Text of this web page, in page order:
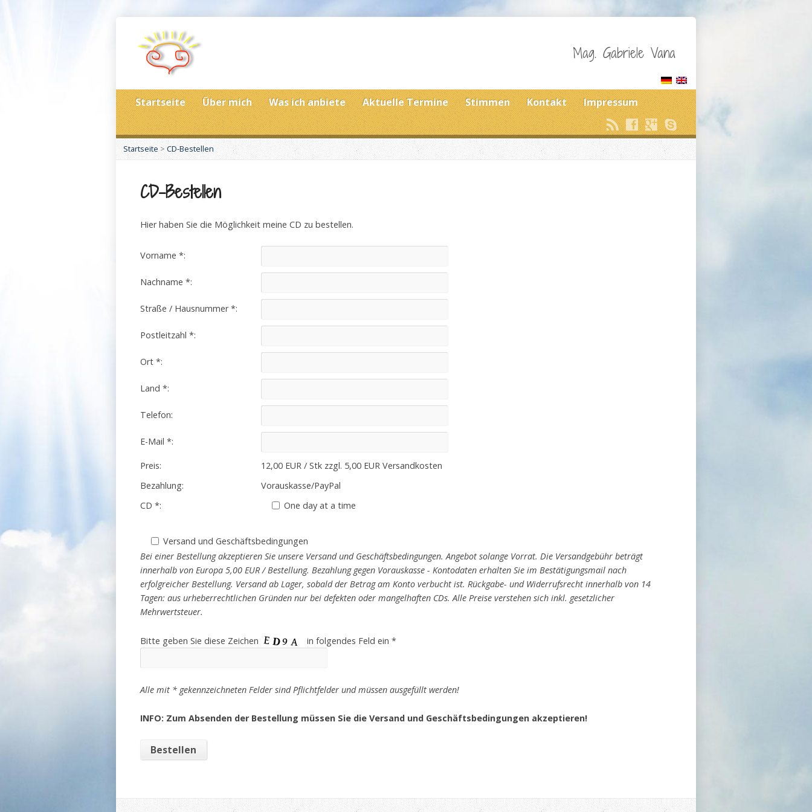
Mag. Gabriele Vana
Startseite Über mich Was ich anbiete Aktuelle Termine Stimmen Kontakt Impressum
Startseite>CD-Bestellen
CD-Bestellen
Hier haben Sie die Möglichkeit meine CD zu bestellen.
Vorname *:
Nachname *:
Straße / Hausnummer *:
Postleitzahl *:
Ort *:
Land *:
Telefon:
E-Mail *:
Preis:
12,00 EUR / Stk zzgl. 5,00 EUR Versandkosten
Bezahlung:
Vorauskasse/PayPal
CD *:
One day at a time
Versand und Geschäftsbedingungen
Bei einer Bestellung akzeptieren Sie unsere Versand und Geschäftsbedingungen. Angebot solange Vorrat. Die Versandgebühr beträgt
innerhalb von Europa 5,00 EUR / Bestellung. Bezahlung gegen Vorauskasse - Kontodaten erhalten Sie im Bestätigungsmail nach
erfolgreicher Bestellung. Versand ab Lager, sobald der Betrag am Konto verbucht ist. Rückgabe- und Widerrufsrecht innerhalb von 14
Tagen: aus urheberrechtlichen Gründen nur bei defekten oder mangelhaften CDs. Alle Preise verstehen sich inkl. gesetzlicher
Mehrwertsteuer.
Bitte geben Sie diese Zeichen in folgendes Feld ein *
Alle mit * gekennzeichneten Felder sind Pflichtfelder und müssen ausgefüllt werden!
INFO: Zum Absenden der Bestellung müssen Sie die Versand und Geschäftsbedingungen akzeptieren!